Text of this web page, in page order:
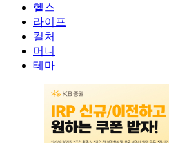
헬스
라이프
컬처
머니
테마